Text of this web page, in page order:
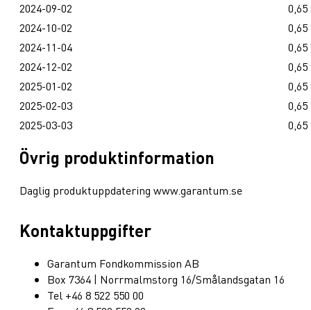
2024-09-02
0,65
2024-10-02
0,65
2024-11-04
0,65
2024-12-02
0,65
2025-01-02
0,65
2025-02-03
0,65
2025-03-03
0,65
Övrig produktinformation
Daglig produktuppdatering www.garantum.se
Kontaktuppgifter
Garantum Fondkommission AB
Box 7364 | Norrmalmstorg 16/Smålandsgatan 16
Tel +46 8 522 550 00